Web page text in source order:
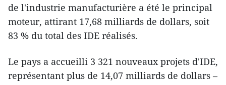
de l'industrie manufacturière a été le principal
moteur, attirant 17,68 milliards de dollars, soit
83 % du total des IDE réalisés.
Le pays a accueilli 3 321 nouveaux projets d'IDE,
représentant plus de 14,07 milliards de dollars –